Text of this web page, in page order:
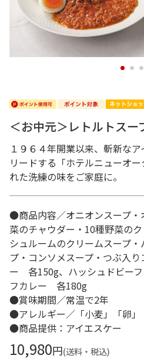
1 2 3
＜お中元＞レトルトスー
１９６４年開業以来、斬新な
リードする「ホテルニューオ
れた洗練の味をご家庭に。
●商品内容／オニオンスープ・
菜のチャウダー・10種野菜の
シュルームのクリームスープ
プ・コンソメスープ・つぶ入
ー 各150g、ハッシュドビー
フカレー 各180g
●賞味期間／常温で2年
●アレルギー／「小麦」「卵
●商品提供：アイエスケー
10,980円(送料・税込)